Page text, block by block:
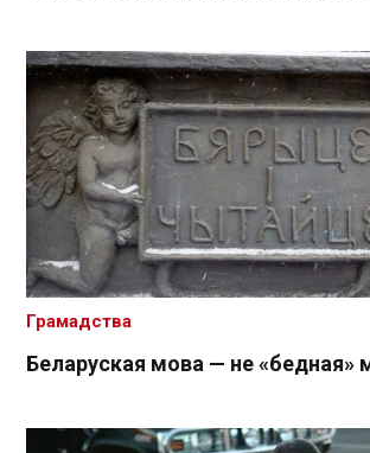
Беларуская мова — не «бедная»
Грамадства